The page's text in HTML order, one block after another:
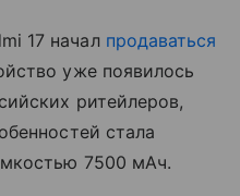
17 начал продаваться
уже появилось
ритейлеров,
стала
7500 мАч.